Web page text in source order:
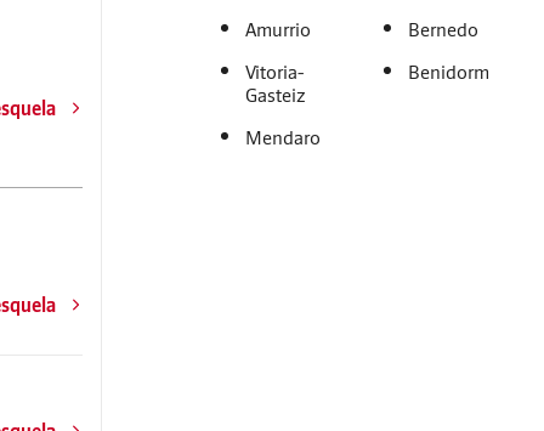
Amurrio
Bernedo
Vitoria-
Gasteiz
Benidorm
Mendaro